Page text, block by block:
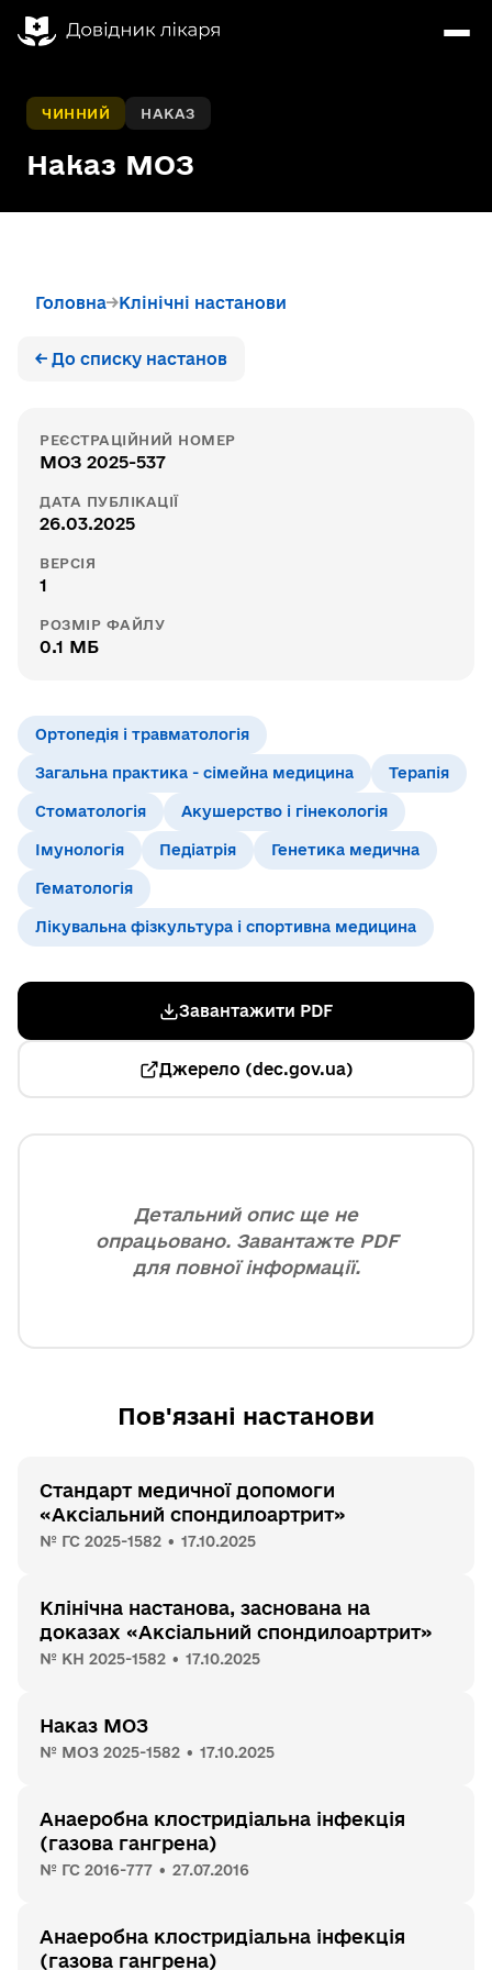
ЧИННИЙ НАКАЗ
Наказ МОЗ
Головна Клінічні настанови
← До списку настанов
РЕЄСТРАЦІЙНИЙ НОМЕР
МОЗ 2025-537
ДАТА ПУБЛІКАЦІЇ
26.03.2025
ВЕРСІЯ
1
РОЗМІР ФАЙЛУ
0.1 МБ
Ортопедія і травматологія
Загальна практика - сімейна медицина Терапія
Стоматологія Акушерство і гінекологія
Імунологія Педіатрія Генетика медична
Гематологія
Лікувальна фізкультура і спортивна медицина
Завантажити PDF
Джерело (dec.gov.ua)
Детальний опис ще не
опрацьовано. Завантажте PDF
для повної інформації.
Пов'язані настанови
Стандарт медичної допомоги
«Аксіальний спондилоартрит»
№ ГС 2025-1582 • 17.10.2025
Клінічна настанова, заснована на
доказах «Аксіальний спондилоартрит»
№ КН 2025-1582 • 17.10.2025
Наказ МОЗ
№ МОЗ 2025-1582 • 17.10.2025
Анаеробна клостридіальна інфекція
(газова гангрена)
№ ГС 2016-777 • 27.07.2016
Анаеробна клостридіальна інфекція
(газова гангрена)